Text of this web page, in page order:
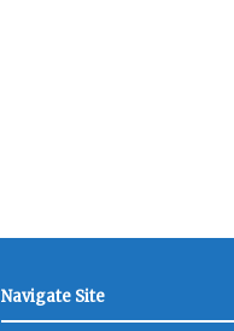
Navigate Site